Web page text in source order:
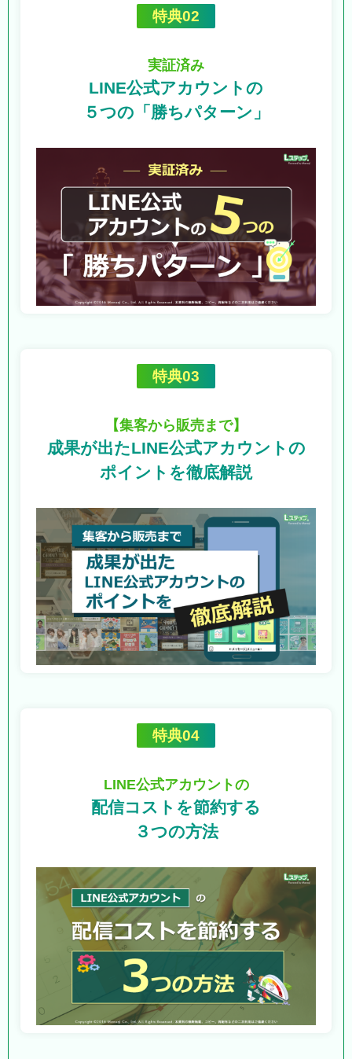
特典02
実証済み
LINE公式アカウントの
５つの「勝ちパターン」
特典03
【集客から販売まで】
成果が出たLINE公式アカウントの
ポイントを徹底解説
特典04
LINE公式アカウントの
配信コストを節約する
３つの方法